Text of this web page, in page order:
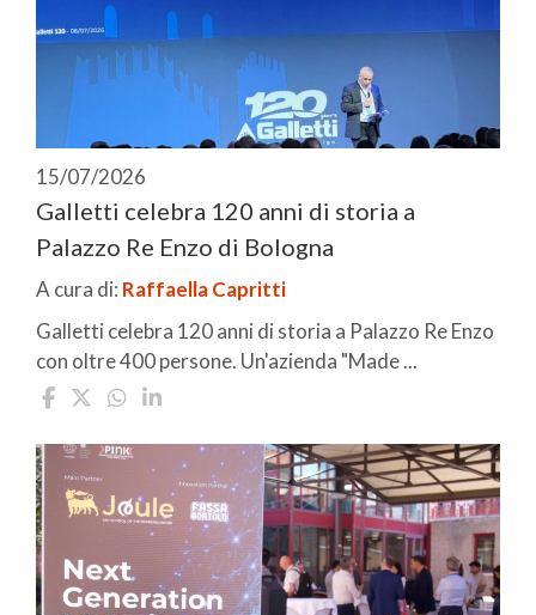
15/07/2026
Galletti celebra 120 anni di storia a
Palazzo Re Enzo di Bologna
A cura di: Raffaella Capritti
Galletti celebra 120 anni di storia a Palazzo Re Enzo
con oltre 400 persone. Un'azienda "Made ...